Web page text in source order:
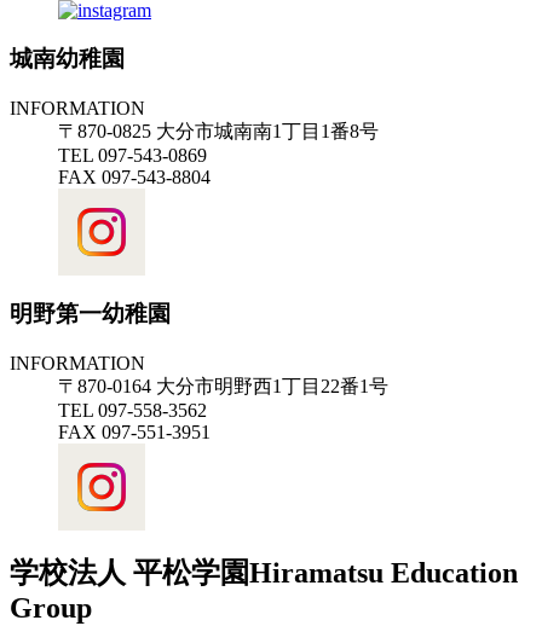
城南幼稚園
INFORMATION
〒870-0825 大分市城南南1丁目1番8号
TEL 097-543-0869
FAX 097-543-8804
明野第一幼稚園
INFORMATION
〒870-0164 大分市明野西1丁目22番1号
TEL 097-558-3562
FAX 097-551-3951
学校法人 平松学園Hiramatsu Education
Group